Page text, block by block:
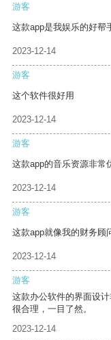
游客
这款app是我娱乐的好帮
2023-12-14
游客
这个软件很好用
2023-12-14
游客
这款app的音乐资源非常
2023-12-14
游客
这款app就像我的财务顾
2023-12-14
游客
这款办公软件的界面设
很合理，一目了然。
2023-12-14